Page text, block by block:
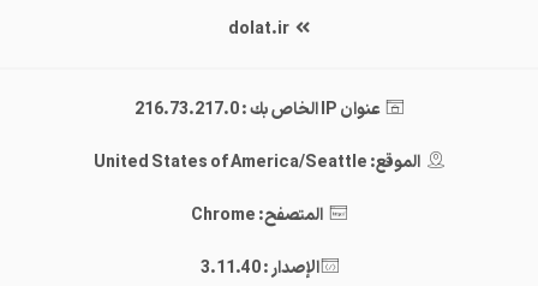
dolat.ir
عنوان IP الخاص بك : 216.73.217.0
الموقع: United States of America/Seattle
المتصفح: Chrome
الإصدار : 3.11.40